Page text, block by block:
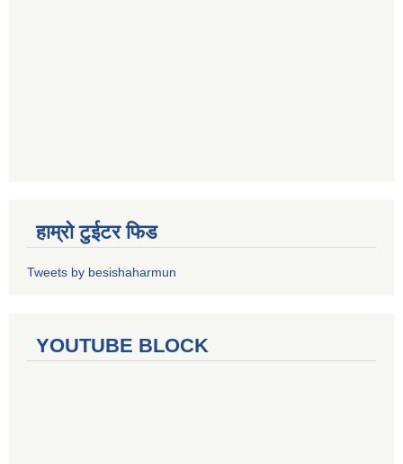
हाम्रो टुईटर फिड
Tweets by besishaharmun
YOUTUBE BLOCK